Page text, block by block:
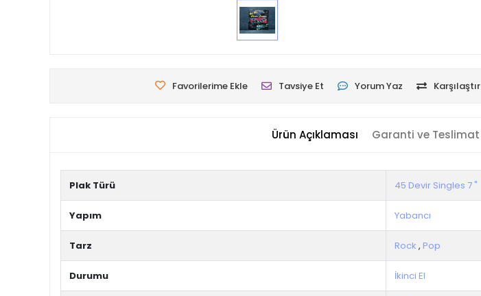
Favorilerime Ekle Tavsiye Et Yorum Yaz Karşılaştır
Ürün Açıklaması Garanti ve Teslimat
Plak Türü 45 Devir Singles 7 "
Yapım Yabancı
Tarz Rock , Pop
Durumu İkinci El